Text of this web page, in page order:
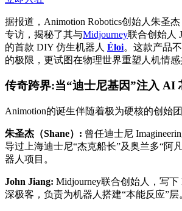
据报道，Animotion Robotics创始人朱圣
专访，揭秘了其与Midjourney联合创始人
的首款 DIY 仿生机器人 Éloi。这款产品
的极限，更试图在物理世界重塑人机情感
传奇跨界:当“迪士尼基因”注入 AI
Animotion的诞生伴随着极为硬核的创始
朱圣杰（Shane）: 曾任迪士尼
导过上海迪士尼“杰克船长”及奥兰多“阿
器人项目。
John Jiang: Midjourney联合创始人，写下
深极客，负责为机器人搭建“本能反应”层